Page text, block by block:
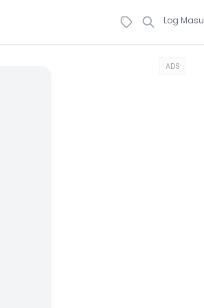
Log
ADS